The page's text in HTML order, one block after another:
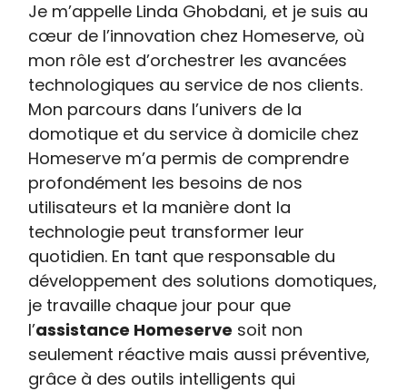
Je m’appelle Linda Ghobdani, et je suis au
cœur de l’innovation chez Homeserve, où
mon rôle est d’orchestrer les avancées
technologiques au service de nos clients.
Mon parcours dans l’univers de la
domotique et du service à domicile chez
Homeserve m’a permis de comprendre
profondément les besoins de nos
utilisateurs et la manière dont la
technologie peut transformer leur
quotidien. En tant que responsable du
développement des solutions domotiques,
je travaille chaque jour pour que
l’assistance Homeserve soit non
seulement réactive mais aussi préventive,
grâce à des outils intelligents qui